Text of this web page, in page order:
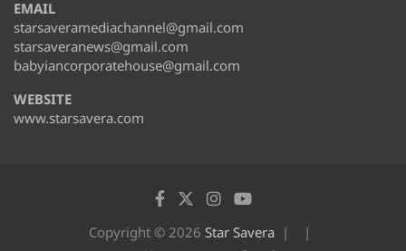
EMAIL
starsaveramediachannel@gmail.com
starsaveranews@gmail.com
babyiancorporatehouse@gmail.com
WEBSITE
www.starsavera.com
Copyright © 2026 Star Savera